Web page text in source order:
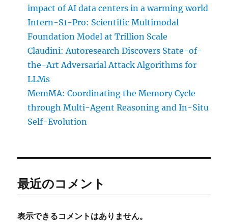
impact of AI data centers in a warming world
Intern-S1-Pro: Scientific Multimodal
Foundation Model at Trillion Scale
Claudini: Autoresearch Discovers State-of-
the-Art Adversarial Attack Algorithms for
LLMs
MemMA: Coordinating the Memory Cycle
through Multi-Agent Reasoning and In-Situ
Self-Evolution
最近のコメント
表示できるコメントはありません。